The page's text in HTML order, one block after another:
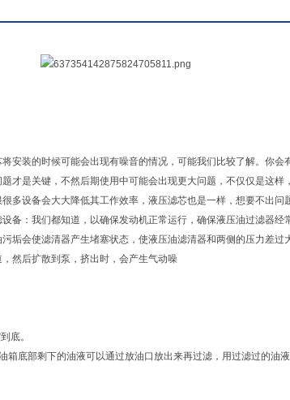
安装的时候可能会出现有噪音的情况，可能我们比较了解。你会
才是关键，不然后期使用中可能会出现更大问题，不仅仅是这样
多设备会大大降低其工作效率，液压滤芯也是一样，想要不出问
备：我们都知道，以确保发动机正常运行，确保液压油过滤器经
垢会使滤清器产生堵塞状态，使液压油滤清器和两侧的压力差
然后扩散到泵，挤出时，会产生气动噪
底。
底部剩下的油液可以通过放油口放出来再过滤，用过滤过的油液